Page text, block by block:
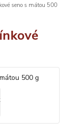
seno s mátou 500